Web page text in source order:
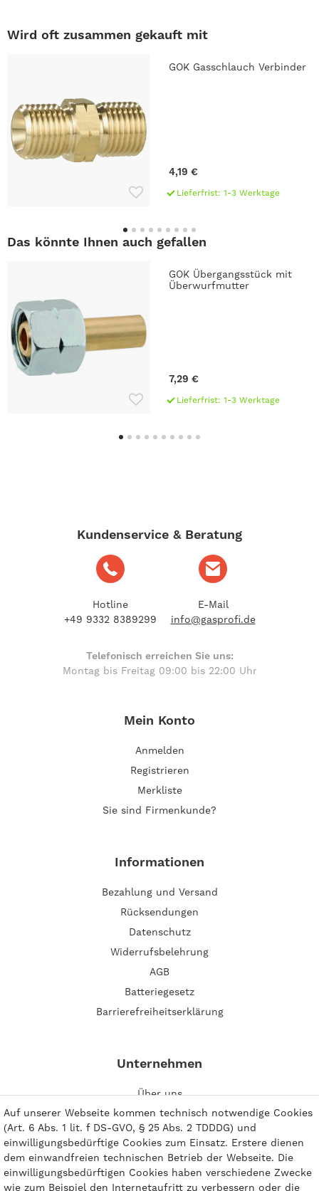
Wird oft zusammen gekauft mit
GOK Gasschlauch Verbinder
4,19 €
Lieferfrist: 1-3 Werktage
Das könnte Ihnen auch gefallen
GOK Übergangsstück mit
Überwurfmutter
7,29 €
Lieferfrist: 1-3 Werktage
Kundenservice & Beratung
Hotline
+49 9332 8389299
E-Mail
info@gasprofi.de
Telefonisch erreichen Sie uns:
Montag bis Freitag 09:00 bis 22:00 Uhr
Mein Konto
Anmelden
Registrieren
Merkliste
Sie sind Firmenkunde?
Informationen
Bezahlung und Versand
Rücksendungen
Datenschutz
Widerrufsbelehrung
AGB
Batteriegesetz
Barrierefreiheitserklärung
Unternehmen
Über uns
Impressum
Kontakt
Auf unserer Webseite kommen technisch notwendige Cookies
(Art. 6 Abs. 1 lit. f DS-GVO, § 25 Abs. 2 TDDDG) und
einwilligungsbedürftige Cookies zum Einsatz. Erstere dienen
dem einwandfreien technischen Betrieb der Webseite. Die
einwilligungsbedürftigen Cookies haben verschiedene Zwecke
wie zum Beispiel den Internetaufritt zu verbessern oder die